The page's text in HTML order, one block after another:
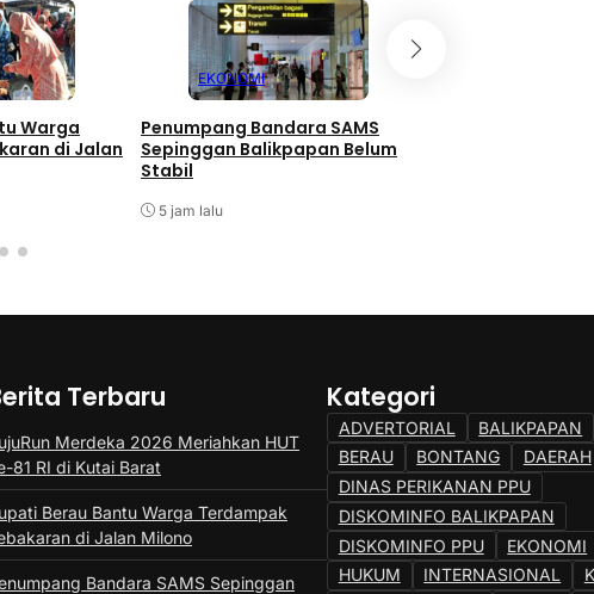
Warga
di Jalan
EKONOMI
Penumpang Bandara SAMS
Sepinggan Balikpapan Belum
Stabil
5 jam lalu
Terbaru
Merdeka 2026 Meriahkan HUT
81 RI di Kutai Barat
Berau Bantu Warga Terdampak
di Jalan Milono
Bandara SAMS Sepinggan
Kategori
ADVERTORIAL
BALIKPAPAN
BERAU
BONTANG
DAERAH
DINAS PERIKANAN PPU
DISKOMINFO BALIKPAPAN
DISKOMINFO PPU
EKONOMI
HUKUM
INTERNASIONAL